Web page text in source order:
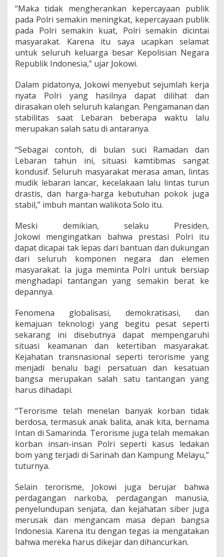
a
P
o
l
i
M
k
i
n
K
u
a
“Maka tidak mengherankan kepercayaan publik
pada Polri semakin meningkat, kepercayaan publik
pada Polri semakin kuat, Polri semakin dicintai
masyarakat. Karena itu saya ucapkan selamat
untuk seluruh keluarga besar Kepolisian Negara
Republik Indonesia,” ujar Jokowi.
Dalam pidatonya, Jokowi menyebut sejumlah kerja
nyata Polri yang hasilnya dapat dilihat dan
dirasakan oleh seluruh kalangan. Pengamanan dan
stabilitas saat Lebaran beberapa waktu lalu
merupakan salah satu di antaranya.
“Sebagai contoh, di bulan suci Ramadan dan
Lebaran tahun ini, situasi kamtibmas sangat
kondusif. Seluruh masyarakat merasa aman, lintas
mudik lebaran lancar, kecelakaan lalu lintas turun
drastis, dan harga-harga kebutuhan pokok juga
stabil,” imbuh mantan walikota Solo itu.
Meski demikian, selaku Presiden,
Jokowi mengingatkan bahwa prestasi Polri itu
dapat dicapai tak lepas dari bantuan dan dukungan
dari seluruh komponen negara dan elemen
masyarakat. Ia juga meminta Polri untuk bersiap
menghadapi tantangan yang semakin berat ke
depannya.
Fenomena globalisasi, demokratisasi, dan
kemajuan teknologi yang begitu pesat seperti
sekarang ini disebutnya dapat mempengaruhi
situasi keamanan dan ketertiban masyarakat.
Kejahatan transnasional seperti terorisme yang
menjadi benalu bagi persatuan dan kesatuan
bangsa merupakan salah satu tantangan yang
harus dihadapi.
“Terorisme telah menelan banyak korban tidak
berdosa, termasuk anak balita, anak kita, bernama
Intan di Samarinda. Terorisme juga telah memakan
korban insan-insan Polri seperti kasus ledakan
bom yang terjadi di Sarinah dan Kampung Melayu,”
tuturnya.
Selain terorisme, Jokowi juga berujar bahwa
perdagangan narkoba, perdagangan manusia,
penyelundupan senjata, dan kejahatan siber juga
merusak dan mengancam masa depan bangsa
Indonesia. Karena itu dengan tegas ia mengatakan
bahwa mereka harus dikejar dan dihancurkan.